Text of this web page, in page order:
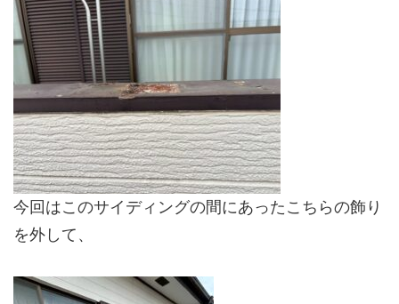
今回はこのサイディングの間にあったこちらの飾り
を外して、